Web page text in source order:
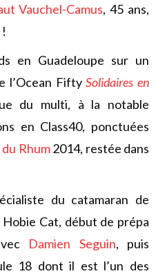
Vauchel-Camus, 45 ans,
en Guadeloupe sur un
l’Ocean FiftySolidaires en
du multi, à la notable
en Class40, ponctuées
Rhum2014, restée dans
du catamaran de
Cat, début de prépa
Damien Seguin, puis
18 dont il est l’un des